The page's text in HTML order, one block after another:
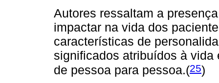
Autores ressaltam a
impactar na vida dos
características de
significados atribuídos à
de pessoa para pessoa.(25)